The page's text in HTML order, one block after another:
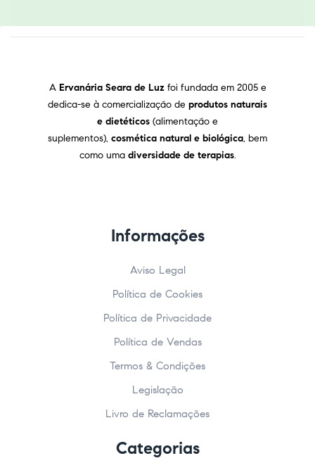
A Ervanária Seara de Luz foi fundada em 2005 e
dedica-se à comercialização de produtos naturais
e dietéticos (alimentação e
suplementos), cosmética natural e biológica, bem
como uma diversidade de terapias.
Informações
Aviso Legal
Política de Cookies
Política de Privacidade
Política de Vendas
Termos & Condições
Legislação
Livro de Reclamações
Categorias